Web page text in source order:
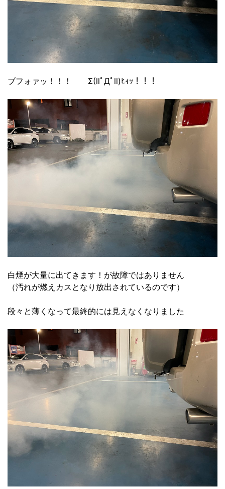
ブフォァッ！！！ Σ(llﾟДﾟll)ﾋｨｯ！！！
白煙が大量に出てきます！が故障ではありません
（汚れが燃えカスとなり放出されているのです）
段々と薄くなって最終的には見えなくなりました